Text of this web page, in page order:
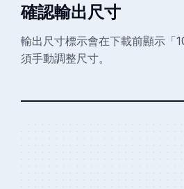
確認輸出尺寸
輸出尺寸標示會在下載前顯示
須手動調整尺寸。